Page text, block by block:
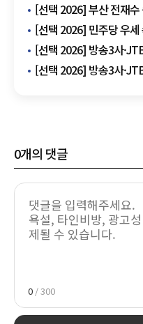
[선택 2026] 부산 전재
정치지형 흔들렸다
[선택 2026] 민주당 우
'12대4' 구도
[선택 2026] 방송3사
속 '개표 변수' 커졌다
[선택 2026] 방송3사
0개의 댓글
0 / 300